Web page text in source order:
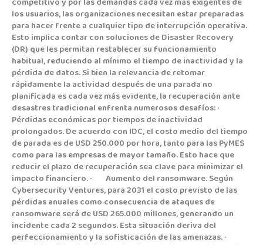
los usuarios, las organizaciones necesitan estar preparadas
para hacer frente a cualquier tipo de interrupción operativa.
Esto implica contar con soluciones de Disaster Recovery
(DR) que les permitan restablecer su funcionamiento
habitual, reduciendo al mínimo el tiempo de inactividad y la
pérdida de datos. Si bien la relevancia de retomar
rápidamente la actividad después de una parada no
planificada es cada vez más evidente, la recuperación ante
desastres tradicional enfrenta numerosos desafíos: ·
Pérdidas económicas por tiempos de inactividad
prolongados. De acuerdo con IDC, el costo medio del tiempo
de parada es de USD 250.000 por hora, tanto para las PyMES
como para las empresas de mayor tamaño. Esto hace que
reducir el plazo de recuperación sea clave para minimizar el
impacto financiero. · Aumento del ransomware. Según
Cybersecurity Ventures, para 2031 el costo previsto de las
pérdidas anuales como consecuencia de ataques de
ransomware será de USD 265.000 millones, generando un
incidente cada 2 segundos. Esta situación deriva del
perfeccionamiento y la sofisticación de las amenazas. ·